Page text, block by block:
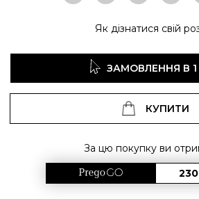
Як дізнатися свій
ЗАМОВЛЕННЯ В 1
КУПИТИ
За цю покупку ви
230